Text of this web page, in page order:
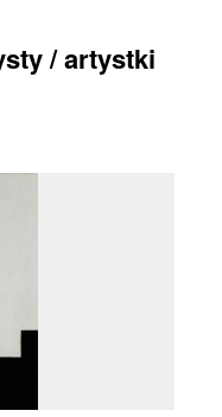
/ artystki